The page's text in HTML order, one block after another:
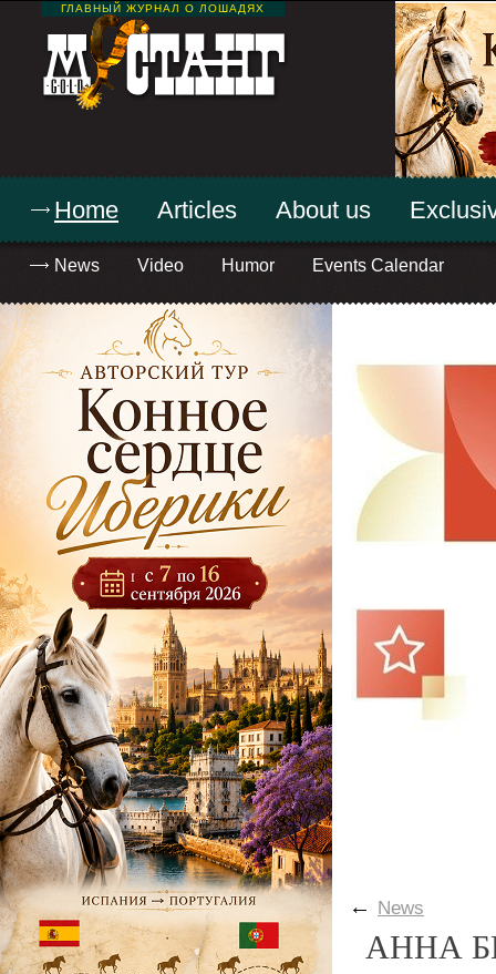
ГЛАВНЫЙ ЖУРНАЛ О ЛОШАДЯХ
Home
News Video Humor Events Calendar
Articles About us
← News
АННА